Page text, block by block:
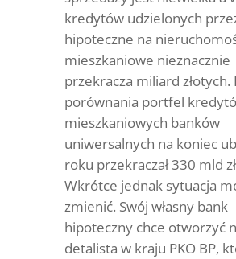
kredytów udzielonych
hipoteczne na
mieszkaniowe nieznacznie
przekracza miliard złotych.
porównania portfel
mieszkaniowych banków
uniwersalnych na koniec
roku przekraczał 330 mld
Wkrótce jednak sytuacja
zmienić. Swój własny bank
hipoteczny chce otworzyć
detalista w kraju PKO BP,